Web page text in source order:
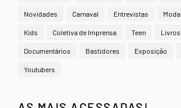
Novidades Carnaval Entrevistas Moda
Kids Coletiva de Imprensa Teen Livros
Documentários Bastidores Exposição
Youtubers